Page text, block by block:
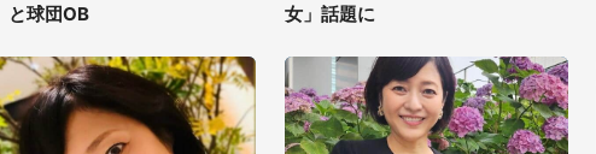
と球団OB
女」話題に